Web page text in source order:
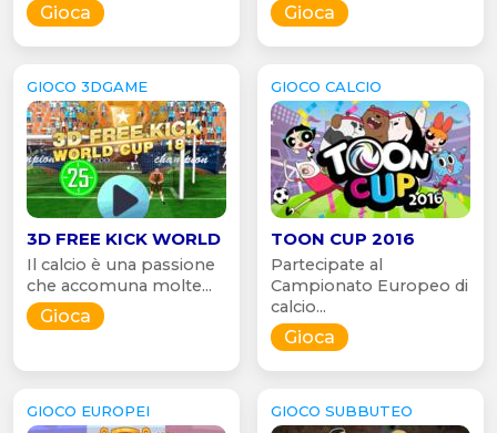
Gioca Gioca
GIOCO 3DGAME
3D FREE KICK WORLD
Il calcio è una passione
che accomuna molte...
Gioca
GIOCO CALCIO
TOON CUP 2016
Partecipate al
Campionato Europeo di
calcio...
Gioca
GIOCO EUROPEI GIOCO SUBBUTEO